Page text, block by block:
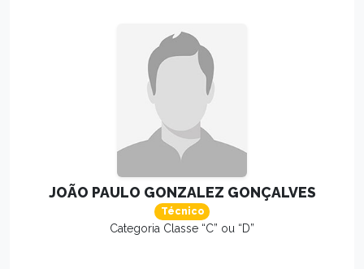
JOÃO PAULO GONZALEZ GONÇALVES
Técnico
Categoria Classe “C” ou “D”